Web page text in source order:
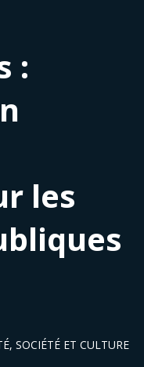
:
les
SOCIÉTÉ ET CULTURE